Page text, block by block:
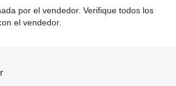
por el vendedor. Verifique todos los
el vendedor.